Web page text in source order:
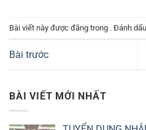
Bài viết này được đăng trong . Đánh dấu
Bài trước
BÀI VIẾT MỚI NHẤT